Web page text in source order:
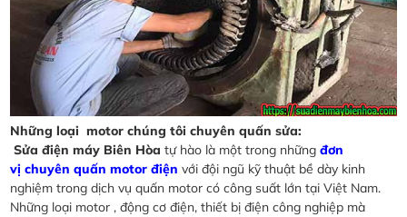
Những loại motor chúng tôi chuyên quấn sửa:
Sửa điện máy Biên Hòa tự hào là một trong nhữngđơn
vị chuyên quấn motor điện với đội ngũ kỹ thuật bề dày kinh
nghiệm trong dịch vụ quấn motor có công suất lớn tại Việt Nam.
Những loại motor , động cơ điện, thiết bị điện công nghiệp mà